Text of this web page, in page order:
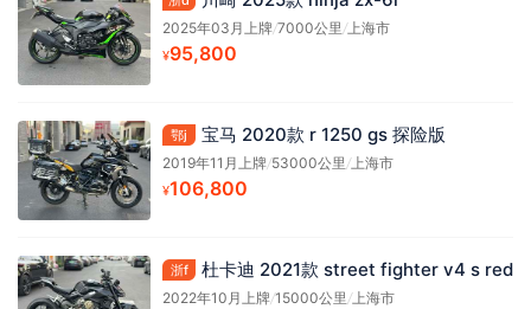
2025年03月上牌/7000公里 /上海市
¥95,800
鄂j 宝马 2020款 r 1250 gs 探险版
2019年11月上牌/53000公里 /上海市
¥106,800
浙f 杜卡迪 2021款 street fighter v4 s red
2022年10月上牌/15000公里 /上海市